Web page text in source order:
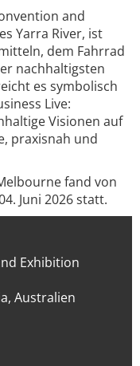
and
Yarra River, ist
dem Fahrrad
nachhaltigsten
es symbolisch
Live:
Visionen auf
praxisnah und
fand von
Juni 2026 statt.
Exhibition
Australien